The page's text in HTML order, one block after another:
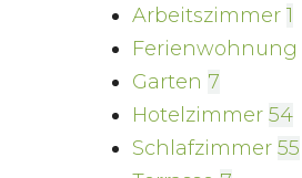
Arbeitszimmer 1
Ferienwohnung
Garten 7
Hotelzimmer 54
Schlafzimmer 55